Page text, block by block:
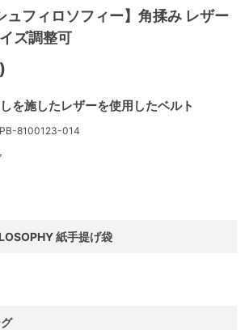
ュフィロソフィー】角揉み レザー
ズ調整可
を施したレザーを使用したベルト
8100123-014
紙手提げ袋